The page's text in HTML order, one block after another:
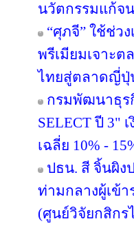
นวัตกรรมแก้จ
“ศุภจี” ใช้ช่ว
พรีเมียมเจาะ
ไทยสู่ตลาดญี่ปุ่
กรมพัฒนาธุร
SELECT ปี 3"
เฉลี่ย 10% -
ปธน. สี จิ้นผิง
ท่ามกลางผู้เข้
(ศูนย์วิจัยกสิกร